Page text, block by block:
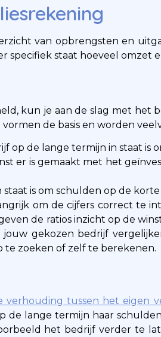
van opbrengsten en
specifiek staat hoeveel omzet
kun je aan de slag met het
de basis en worden
op de lange termijn in staat is
er is gemaakt met het
is om schulden op de
om de cijfers correct te
de ratios inzicht op de
gekozen bedrijf
te zoeken of zelf te berekenen.
verhouding tussen het eigen
de lange termijn haar
het bedrijf verder te